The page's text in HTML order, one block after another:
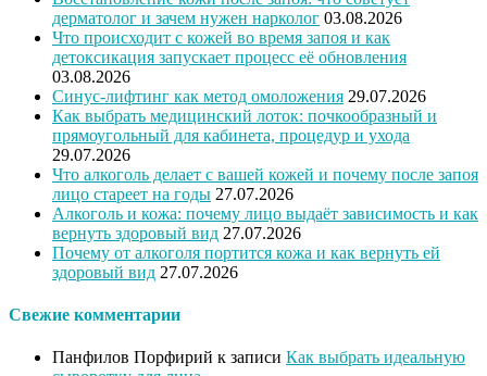
дерматолог и зачем нужен нарколог 03.08.2026
Что происходит с кожей во время запоя и как
детоксикация запускает процесс её обновления
03.08.2026
Синус-лифтинг как метод омоложения 29.07.2026
Как выбрать медицинский лоток: почкообразный и
прямоугольный для кабинета, процедур и ухода
29.07.2026
Что алкоголь делает с вашей кожей и почему после запоя
лицо стареет на годы 27.07.2026
Алкоголь и кожа: почему лицо выдаёт зависимость и как
вернуть здоровый вид 27.07.2026
Почему от алкоголя портится кожа и как вернуть ей
здоровый вид 27.07.2026
Свежие комментарии
Панфилов Порфирий к записи Как выбрать идеальную